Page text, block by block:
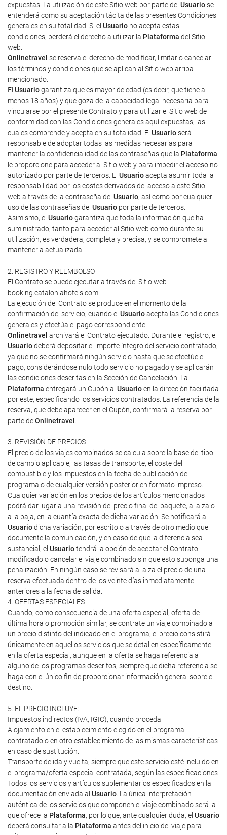
expuestas. La utilización de este Sitio web por parte del Usuariose
entenderá como su aceptación tácita de las presentes Condiciones
generales en su totalidad. Si el Usuario no acepta estas
condiciones, perderá el derecho a utilizar la Plataforma del Sitio
web.
Onlinetravel se reserva el derecho de modificar, limitar o cancelar
los términos y condiciones que se aplican al Sitio web arriba
mencionado.
El Usuariogarantiza que es mayor de edad (es decir, que tiene al
menos 18 años) y que goza de la capacidad legal necesaria para
vincularse por el presente Contrato y para utilizar el Sitio web de
conformidad con las Condiciones generales aquí expuestas, las
cuales comprende y acepta en su totalidad. El Usuarioserá
responsable de adoptar todas las medidas necesarias para
mantener la confidencialidad de las contraseñas que la Plataforma
le proporcione para acceder al Sitio web y para impedir el acceso no
autorizado por parte de terceros. El Usuarioacepta asumir toda la
responsabilidad por los costes derivados del acceso a este Sitio
web a través de la contraseña del Usuario, así como por cualquier
uso de las contraseñas del Usuario por parte de terceros.
Asimismo, el Usuariogarantiza que toda la información que ha
suministrado, tanto para acceder al Sitio web como durante su
utilización, es verdadera, completa y precisa, y se compromete a
mantenerla actualizada.
2. REGISTRO Y REEMBOLSO
El Contrato se puede ejecutar a través del Sitio web
booking.cataloniahotels.com.
La ejecución del Contrato se produce en el momento de la
confirmación del servicio, cuando el Usuarioacepta las Condiciones
generales y efectúa el pago correspondiente.
Onlinetravel archivará el Contrato ejecutado. Durante el registro, el
Usuariodeberá depositar el importe íntegro del servicio contratado,
ya que no se confirmará ningún servicio hasta que se efectúe el
pago, considerándose nulo todo servicio no pagado y se aplicarán
las condiciones descritas en la Sección de Cancelación. La
Plataforma entregará un Cupón al Usuarioen la dirección facilitada
por este, especificando los servicios contratados. La referencia de la
reserva, que debe aparecer en el Cupón, confirmará la reserva por
parte deOnlinetravel
3. REVISIÓN DE PRECIOS
El precio de los viajes combinados se calcula sobre la base del tipo
de cambio aplicable, las tasas de transporte, el coste del
combustible y los impuestos en la fecha de publicación del
programa o de cualquier versión posterior en formato impreso.
Cualquier variación en los precios de los artículos mencionados
podrá dar lugar a una revisión del precio final del paquete, al alza o
a la baja, en la cuantía exacta de dicha variación. Se notificará al
Usuariodicha variación, por escrito o a través de otro medio que
documente la comunicación, y en caso de que la diferencia sea
sustancial, el Usuariotendrá la opción de aceptar el Contrato
modificado o cancelar el viaje combinado sin que esto suponga una
penalización. En ningún caso se revisará al alza el precio de una
reserva efectuada dentro de los veinte días inmediatamente
anteriores a la fecha de salida.
4. OFERTAS ESPECIALES
Cuando, como consecuencia de una oferta especial, oferta de
última hora o promoción similar, se contrate un viaje combinado a
un precio distinto del indicado en el programa, el precio consistirá
únicamente en aquellos servicios que se detallen específicamente
en la oferta especial, aunque en la oferta se haga referencia a
alguno de los programas descritos, siempre que dicha referencia se
haga con el único fin de proporcionar información general sobre el
destino.
5. EL PRECIO INCLUYE:
Impuestos indirectos (IVA, IGIC), cuando proceda
Alojamiento en el establecimiento elegido en el programa
contratado o en otro establecimiento de las mismas características
en caso de sustitución.
Transporte de ida y vuelta, siempre que este servicio esté incluido en
el programa/oferta especial contratada, según las especificaciones
Todos los servicios y artículos suplementarios especificados en la
documentación enviada al Usuario . La única interpretación
auténtica de los servicios que componen el viaje combinado será la
que ofrece la Plataforma, por lo que, ante cualquier duda, el Usuario
deberá consultar a la Plataforma antes del inicio del viaje para